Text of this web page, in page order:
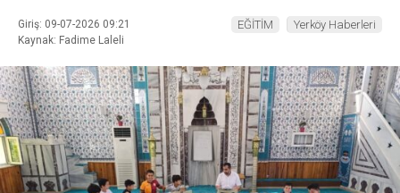
Giriş: 09-07-2026 09:21
Kaynak: Fadime Laleli
EĞİTİM Yerköy Haberleri